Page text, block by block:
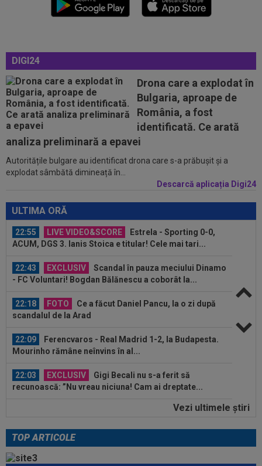
DIGI24
Drona care a explodat în
Bulgaria, aproape de
România, a fost
identificată. Ce arată
analiza preliminară a epavei
Autoritățile bulgare au identificat drona care s-a prăbușit și a
explodat sâmbătă dimineață în...
Descarcă aplicația Digi24
ULTIMA ORĂ
FOTO
Ce a făcut Daniel Pancu, la o zi după
22:09
Ferencvaros - Real Madrid 1-2, la Budapesta.
Mourinho rămâne neînvins în al...
22:03 EXCLUSIV
Gigi Becali nu s-a ferit să
recunoască: ”Nu vreau niciuna! Cam ai dreptate...
22:00
Dinamo - FC Voluntari 2-
0, ACUM, pe Digi Sport 1. GOOOL! Musi a majorat...
23:15 VIDEO
Momente de panică la Dinamo - FC
Voluntari! Semne disperate către ambulanță
CFR Cluj
22:55 LIVE VIDEO&SCORE
Estrela - Sporting 0-0,
ACUM, DGS 3. Ianis Stoica e titular! Cele mai tari...
22:43 EXCLUSIV
Scandal în pauza meciului Dinamo
- FC Voluntari! Bogdan Bălănescu a coborât la...
22:18 FOTO
Ce a făcut Daniel Pancu, la o zi după
scandalul de la Arad
22:09
Ferencvaros - Real Madrid 1-2, la Budapesta.
Mourinho rămâne neînvins în al...
22:03 EXCLUSIV
Gigi Becali nu s-a ferit să
recunoască: ”Nu vreau niciuna! Cam ai dreptate...
Dinamo - FC Voluntari 2-
23:15 VIDEO
Momente de panică la Dinamo - FC
Voluntari! Semne disperate către ambulanță
Vezi ultimele ştiri
TOP ARTICOLE